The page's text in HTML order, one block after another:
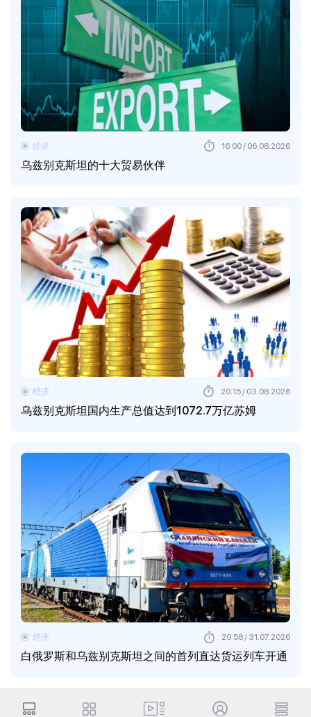
乌兹别克斯坦的十大贸易伙伴
经济 16:00 / 06.08.2026
乌兹别克斯坦国内生产总值达到1072.7万亿苏姆
经济 20:15 / 03.08.2026
白俄罗斯和乌兹别克斯坦之间的首列直达货运列车开通
经济 20:58 / 31.07.2026